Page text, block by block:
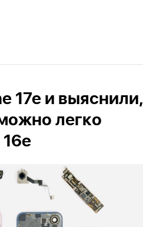
17e и выяснили,
легко